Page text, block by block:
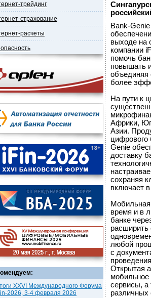
трейдинг
страхование
расчеты
XXVI Международного Форума
2026, 3-4 февраля 2026
Bank-
выходе на
компании
помочь
повышать
объединяя
более
На пути к
Африки,
Азии.
цифрового
Genie
доставку
сохраняя
включает
Мобильная
время и в
банке
расширить
любой
с
Открытая
мобильное
сервисы, а
различных